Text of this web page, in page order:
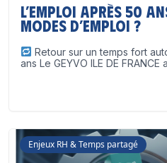
L’emploi après 50
modes d’emploi ?
Retour sur un temps fort
ans Le GEYVO ILE DE
Enjeux RH & Temps partagé